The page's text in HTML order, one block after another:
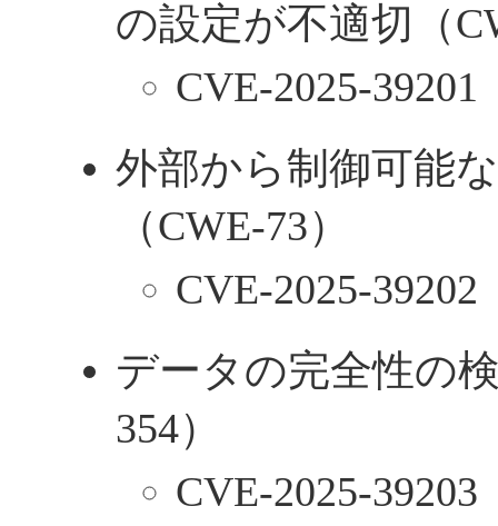
の設定が不適切（
CVE-2025-39201
外部から制御可能
（CWE-73）
CVE-2025-39202
データの完全性の
354）
CVE-2025-39203